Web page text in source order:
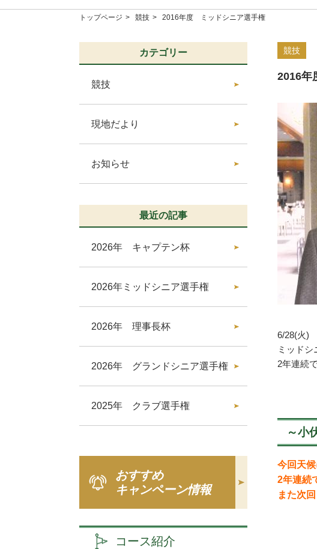
トップページ 競技 2016年度 ミッドシニア選手権
競技
2016年
6/28(火)
ミッドシ
2年連続
～小
今回天
2年連続
また次
カテゴリー
競技
現地だより
お知らせ
最近の記事
2026年 キャプテン杯
2026年ミッドシニア選手権
2026年 理事長杯
2026年 グランドシニア選手権
2025年 クラブ選手権
おすすめ
キャンペーン情報
コース紹介